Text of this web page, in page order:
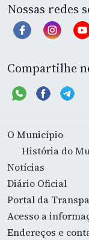
Nossas redes
Compartilhe
O Município
História do
Notícias
Diário Oficial
Portal da
Acesso a
Endereços e